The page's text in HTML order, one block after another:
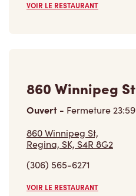
VOIR LE RESTAURANT
860 Winnipeg St
Ouvert - Fermeture23:59
860 Winnipeg St,
Regina, SK, S4R 8G2
(306) 565-6271
VOIR LE RESTAURANT